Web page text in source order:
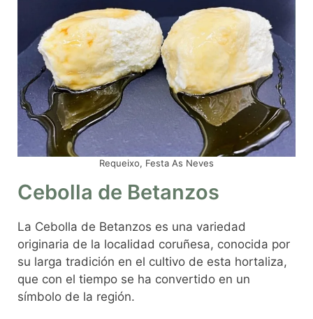
Requeixo, Festa As Neves
Cebolla de Betanzos
La Cebolla de Betanzos es una variedad
originaria de la localidad coruñesa, conocida por
su larga tradición en el cultivo de esta hortaliza,
que con el tiempo se ha convertido en un
símbolo de la región.